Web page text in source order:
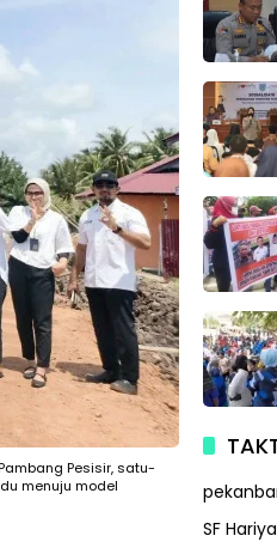
Pesisir, satu-
menuju model
SF